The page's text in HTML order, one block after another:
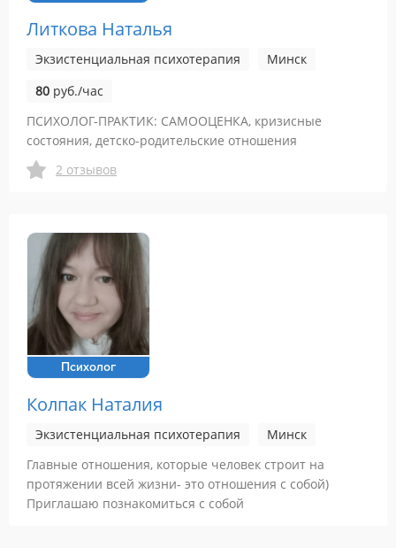
Литкова Наталья
Экзистенциальная психотерапия
Минск
80 руб./час
ПСИХОЛОГ-ПРАКТИК: САМООЦЕНКА, кризисные
состояния, детско-родительские отношения
2 отзывов
Психолог
Колпак Наталия
Экзистенциальная психотерапия
Минск
Главные отношения, которые человек строит на
протяжении всей жизни- это отношения с собой)
Приглашаю познакомиться с собой